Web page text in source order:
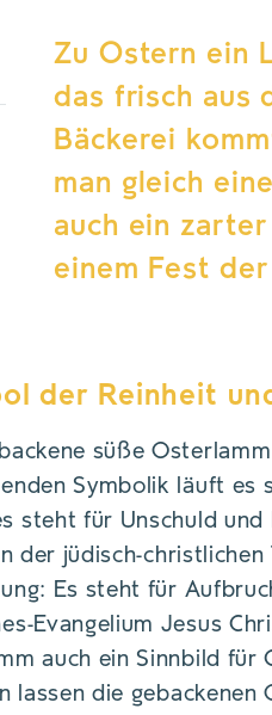
Zu Ostern ein
das frisch aus
Bäckerei
man gleich
auch ein
einem Fest
der Reinheit
süße
Symbolik läuft es
steht für Unschuld
der jüdisch-
Es steht für
Evangelium Jesus
auch ein Sinnbild für
lassen die